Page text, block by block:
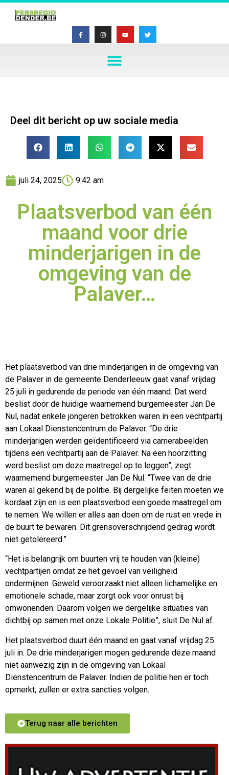
Deel dit bericht op uw sociale media
juli 24, 2025 9:42 am
Plaatsverbod van één
maand voor drie
minderjarigen in de
omgeving van de
Palaver…
Het plaatsverbod van drie minderjarigen in de omgeving van
de Palaver in de gemeente Denderleeuw gaat vanaf vrijdag
25 juli in gedurende de periode van één maand. Dat werd
beslist door de huidige waarnemend burgemeester Jan De
Nul, nadat enkele jongeren betrokken waren in een vechtpartij
aan Lokaal Dienstencentrum de Palaver. “De drie
minderjarigen werden geïdentificeerd via camerabeelden
tijdens een vechtpartij aan de Palaver. Na een hoorzitting
werd beslist om deze maatregel op te leggen”, zegt
waarnemend burgemeester Jan De Nul. “Twee van de drie
waren al gekend bij de politie. Bij dergelijke feiten moeten we
kordaat zijn en is een plaatsverbod een goede maatregel om
te nemen. We willen er alles aan doen om de rust en vrede in
de buurt te bewaren. Dit grensoverschrijdend gedrag wordt
niet getolereerd.”
“Het is belangrijk om buurten vrij te houden van (kleine)
vechtpartijen omdat ze het gevoel van veiligheid
ondermijnen. Geweld veroorzaakt niet alleen lichamelijke en
emotionele schade, maar zorgt ook voor onrust bij
omwonenden. Daarom volgen we dergelijke situaties van
dichtbij op samen met onze Lokale Politie”, sluit De Nul af.
Het plaatsverbod duurt één maand en gaat vanaf vrijdag 25
juli in. De drie minderjarigen mogen gedurende deze maand
niet aanwezig zijn in de omgeving van Lokaal
Dienstencentrum de Palaver. Indien de politie hen er toch
opmerkt, zullen er extra sancties volgen.
Terug naar alle berichten